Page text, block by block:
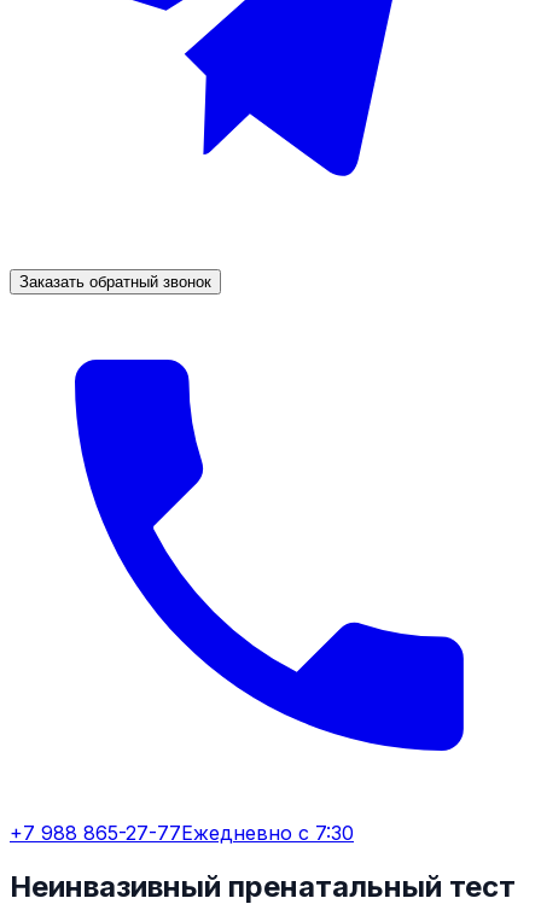
Заказать обратный звонок
+7 988 865-27-77Ежедневно с 7:30
Неинвазивный пренатальный тест